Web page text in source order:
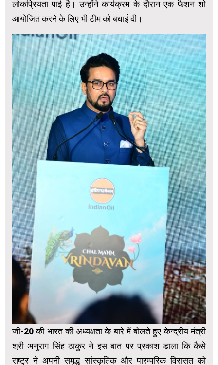
लोकप्रियता पाई है। उन्होंने कार्यक्रम के दौरान एक फैशन शो
आयोजित करने के लिए भी टीम को बधाई दी।
जी-20 की भारत की अध्यक्षता के बारे में बोलते हुए केन्द्रीय मंत्री
श्री अनुराग सिंह ठाकुर ने इस बात पर प्रकाश डाला कि कैसे
राष्ट्र ने अपनी समृद्ध सांस्कृतिक और पारम्परिक विरासत को